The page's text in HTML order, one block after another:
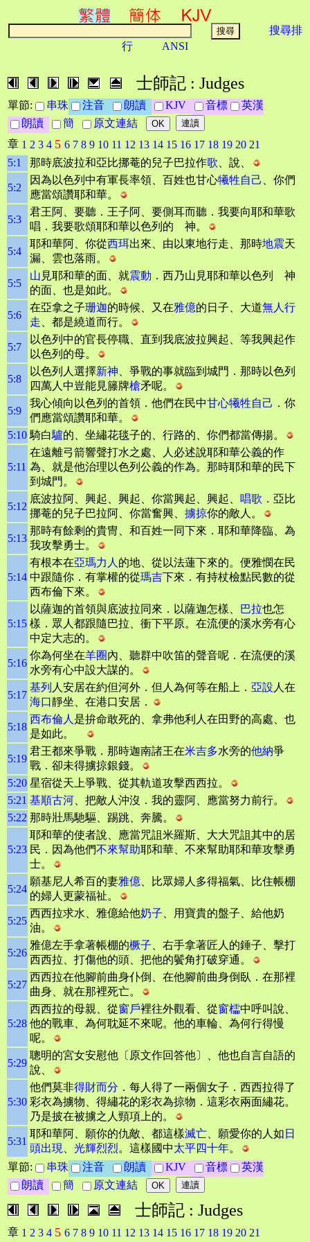
搜尋排
行
ANSI
士師記 : Judges
單節: 串珠 注音 朗讀 KJV 音標
英漢
朗讀
簡
原文連結
章 1 2 3 4 5 6 7 8 9 10 11 12 13 14 15 16 17 18 19 20 21
5:1
那時底波拉和亞比挪菴的兒子巴拉作歌 、說、
5:2
因為以色列中有軍長率領、百姓也甘心犧牲自己
、你們
應當頌讚耶和華。
5:3
君王阿、要聽．王子阿、要側耳而聽．我要向耶和華歌
唱．我要歌頌耶和華以色列的 神。
5:4
耶和華阿、你從西珥出來、由以東地行走、那時地震天
漏、雲也落雨。
5:5
山 見耶和華的面、就震動 ．西乃山見耶和華以色列 神
的面、也是如此。
5:6
在亞拿之子珊迦的時候、又在雅億的日子、大道無人行
走 、都是繞道而行。
5:7
以色列中的官長停職、直到我底波拉興起、等我興起作
以色列的母。
5:8
以色列人選擇新神 、爭戰的事就臨到城門．那時以色列
四萬人中豈能見籐牌槍矛呢。
5:9
我心傾向以色列的首領．他們在民中甘心犧牲自己 ．你
們應當頌讚耶和華。
5:10 騎白驢的、坐繡花毯子的、行路的、你們都當傳揚。
5:11
在遠離弓箭響聲打水之處、人必述說耶和華公義的作
為、就是他治理以色列公義的作為。那時耶和華的民下
到城門。
5:12
底波拉阿、興起、興起、你當興起、興起、 唱歌 ．亞比
挪菴的兒子巴拉阿、你當奮興、 擄掠你的敵人。
5:13
那時有餘剩的貴冑、和百姓一同下來．耶和華降臨、為
我攻擊勇士。
5:14
有根本在亞瑪力人 的地、從以法蓮下來的。便雅憫在民
中跟隨你．有掌權的從瑪吉下來．有持杖檢點民數的從
西布倫下來。
5:15
以薩迦的首領與底波拉同來．以薩迦怎樣、 巴拉也怎
樣．眾人都跟隨巴拉、衝下平原。在流便的溪水旁有心
中定大志的。
5:16
你為何坐在羊圈內、聽群中吹笛的聲音呢．在流便的溪
水旁有心中設大謀的。
5:17
基列 人安居在約但河外．但人為何等在船上． 亞設 人在
海口靜坐、在港口安居．
5:18
西布倫人 是拚命敢死的、拿弗他利人在田野的高處、也
是如此。
5:19
君王都來爭戰．那時迦南諸王在米吉多水旁的他納爭
戰．卻未得擄掠銀錢。
5:20 星宿從天上爭戰、從其軌道攻擊西西拉。
5:21 基順古河 、把敵人沖沒．我的靈阿、應當努力前行。
5:22 那時壯馬馳驅、踢跳、奔騰。
5:23
耶和華的使者說、應當咒詛米羅斯、大大咒詛其中的居
民．因為他們不來幫助耶和華、不來幫助耶和華攻擊勇
士。
5:24
願基尼人希百的妻雅億 、比眾婦人多得福氣、比住帳棚
的婦人更蒙福祉。
5:25
西西拉求水、雅億給他奶子 、用寶貴的盤子、給他奶
油。
5:26
雅億左手拿著帳棚的橛子 、右手拿著匠人的錘子、擊打
西西拉、打傷他的頭、把他的鬢角打破穿通。
5:27
西西拉在他腳前曲身仆倒、在他腳前曲身倒臥．在那裡
曲身、就在那裡死亡。
5:28
西西拉的母親、從窗戶裡往外觀看、從窗櫺中呼叫說、
他的戰車、為何耽延不來呢。他的車輪、為何行得慢
呢。
5:29
聰明的宮女安慰他〔原文作回答他〕、他也自言自語的
說、
5:30
他們莫非得財而分 ．每人得了一兩個女子．西西拉得了
彩衣為擄物、得繡花的彩衣為掠物．這彩衣兩面繡花。
乃是披在被擄之人頸項上的。
5:31
耶和華阿、願你的仇敵、都這樣滅亡 、願愛你的人如 日
頭出現
光輝烈烈。這樣國中太平四十年。
單節:
串珠 注音 朗讀 KJV 音標
英漢
朗讀
簡 原文連結
士師記 : Judges
章 1 2 3 4 5 6 7 8 9 10 11 12 13 14 15 16 17 18 19 20 21